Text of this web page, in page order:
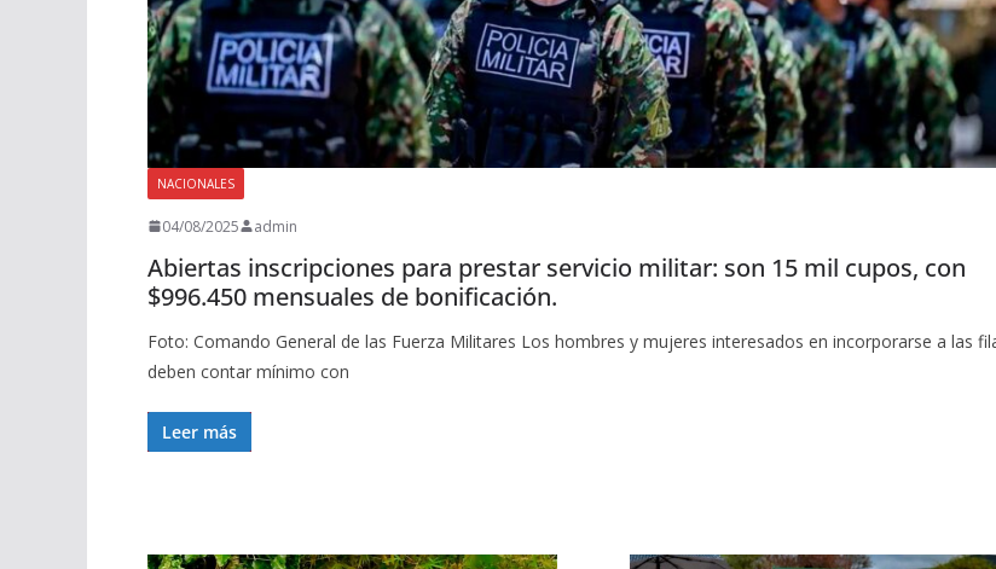
NACIONALES
04/08/2025 admin
Abiertas inscripciones para prestar servicio militar: son 15 mil cupos, con
$996.450 mensuales de bonificación.
Foto: Comando General de las Fuerza Militares Los hombres y mujeres interesados en incorporarse a las
deben contar mínimo con
Leer más